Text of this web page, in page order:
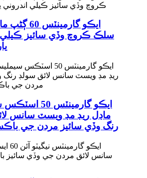
ايڪو گارمينٽس
سلڪ ڪروچ وڏي سائيز ڪيلي
ايڪو گارمينٽس
ماڊل ريڊ مڊ ويسٽ سانس
رنگ وڏي سائيز مردن جي